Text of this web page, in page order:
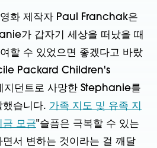
화 제작자 Paul Franchak은
가 갑자기 세상을 떠났을 때
할 수 있었으면 좋겠다고 바랐
Packard Children's
지던트로 사망한 Stephanie를
했습니다. 가족 지도 및 유족 지
금 모금"슬픔은 극복할 수 있는
서 변하는 것이라는 걸 깨달